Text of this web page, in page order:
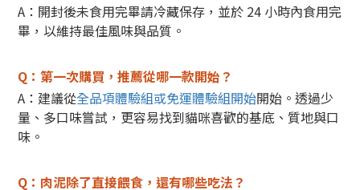
A：開封後未食用完畢請冷藏保存，並於 24 小時內食用完
畢，以維持最佳風味與品質。
Q：第一次購買，推薦從哪一款開始？
A：建議從全品項體驗組或免運體驗組開始開始。 透過少
量、多口味嘗試，更容易找到貓咪喜歡的基底、質地與口
味。
Q：肉泥除了直接餵食，還有哪些吃法？